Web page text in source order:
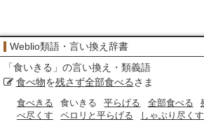
Weblio類語・言い換え辞書
「食いきる 」の言い換え・類義語
食べ物を残さず全部食べるさま
食べきる 食いきる 平らげる 全部食べる
べ尽くす
ペロリと平らげる しゃぶり尽くす